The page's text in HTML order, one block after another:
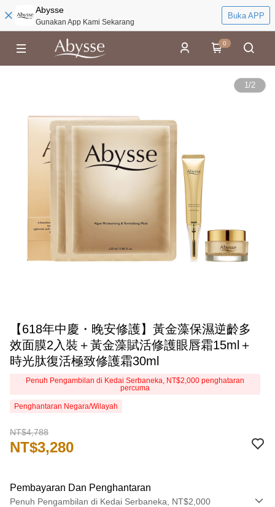
Abysse
Gunakan App Kami Sekarang
Buka APP
0
1/2
【618年中慶・晚安修護】黃金藻保濕逆齡多
效面膜2入裝＋黃金藻賦活修護眼唇霜15ml＋
時光肽復活極致修護霜30ml
Penuh Pengambilan di Kedai Serbaneka, NT$2,000 penghataran
percuma
Penghantaran Negara/Wilayah
NT$4,788
NT$3,280
Pembayaran Dan Penghantaran
Penuh Pengambilan di Kedai Serbaneka, NT$2,000